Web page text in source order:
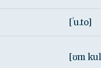
[ˈu.to]
[ʊm